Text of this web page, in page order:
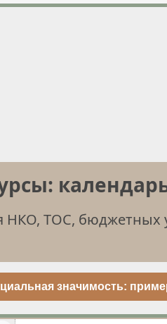
НКО, ТОС, бюджетных
значимость: